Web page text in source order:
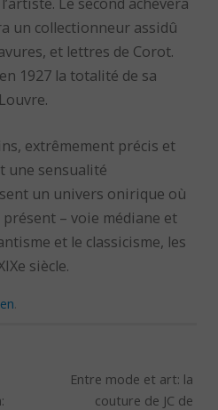
un collectionneur assidû
et lettres de Corot.
1927 la totalité de sa
extrêmement précis et
une sensualité
un univers onirique où
– voie médiane et
et le classicisme, les
siècle.
Entre mode et art: la
couture de JC de